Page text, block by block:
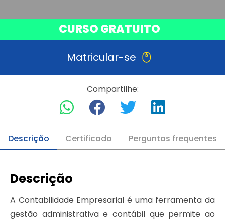
CURSO GRATUITO
Matricular-se
Compartilhe:
Descrição Certificado Perguntas frequentes
Descrição
A Contabilidade Empresarial é uma ferramenta da
gestão administrativa e contábil que permite ao